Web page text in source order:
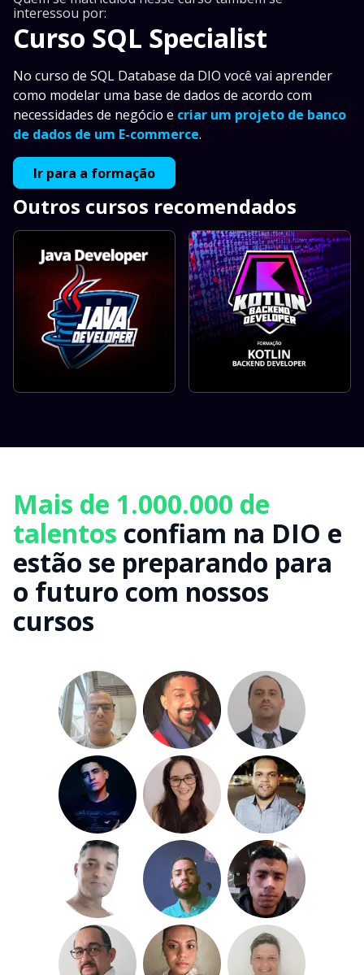
interessou por:
Curso SQL Specialist
No curso de SQL Database da DIO você vai aprender
como modelar uma base de dados de acordo com
necessidades de negócio e criar um projeto de banco
de dados de um E-commerce.
Ir para a formação
Outros cursos recomendados
Mais de 1.000.000 de
talentos confiam na DIO e
estão se preparando para
o futuro com nossos
cursos